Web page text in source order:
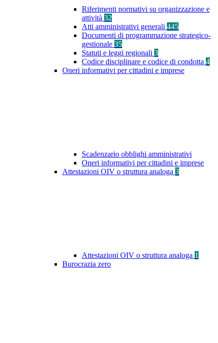
Riferimenti normativi su organizzazione e
attività 32
Atti amministrativi generali 445
Documenti di programmazione strategico-
gestionale 35
Statuti e leggi regionali 3
Codice disciplinare e codice di condotta 4
Oneri informativi per cittadini e imprese
Scadenzario obblighi amministrativi
Oneri informativi per cittadini e imprese
Attestazioni OIV o struttura analoga 3
Attestazioni OIV o struttura analoga 1
Burocrazia zero